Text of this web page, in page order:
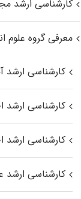
کارشناسی ارشد
معرفی گروه علوم
کارشناسی ارشد
کارشناسی ارشد
کارشناسی
کارشناسی ارشد